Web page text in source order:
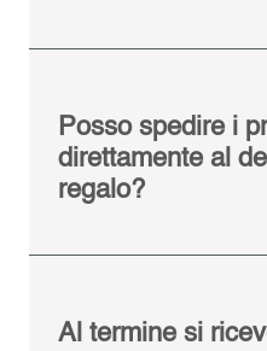
Posso spedire i
direttamente al
regalo?
Al termine si